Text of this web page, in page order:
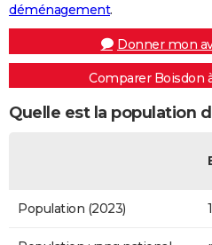
déménagement.
Donner mon
Comparer Boisdon
Quelle est la population
Population (2023)